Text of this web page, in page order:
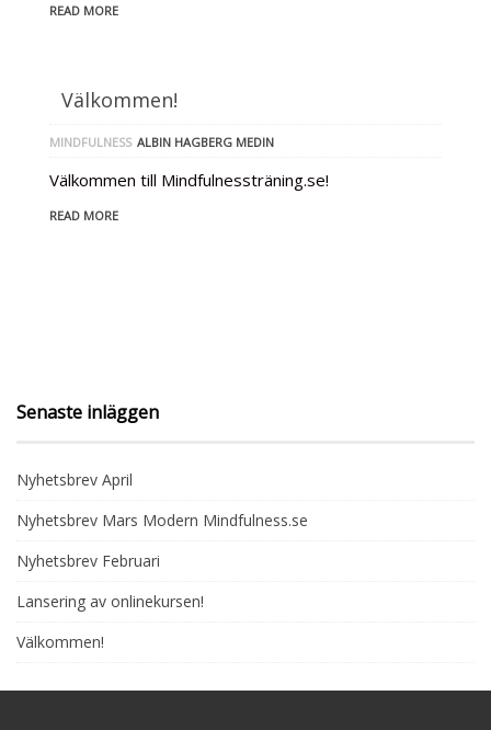
READ MORE
Välkommen!
MINDFULNESS ALBIN HAGBERG MEDIN
Välkommen till Mindfulnessträning.se!
READ MORE
Senaste inläggen
Nyhetsbrev April
Nyhetsbrev Mars Modern Mindfulness.se
Nyhetsbrev Februari
Lansering av onlinekursen!
Välkommen!